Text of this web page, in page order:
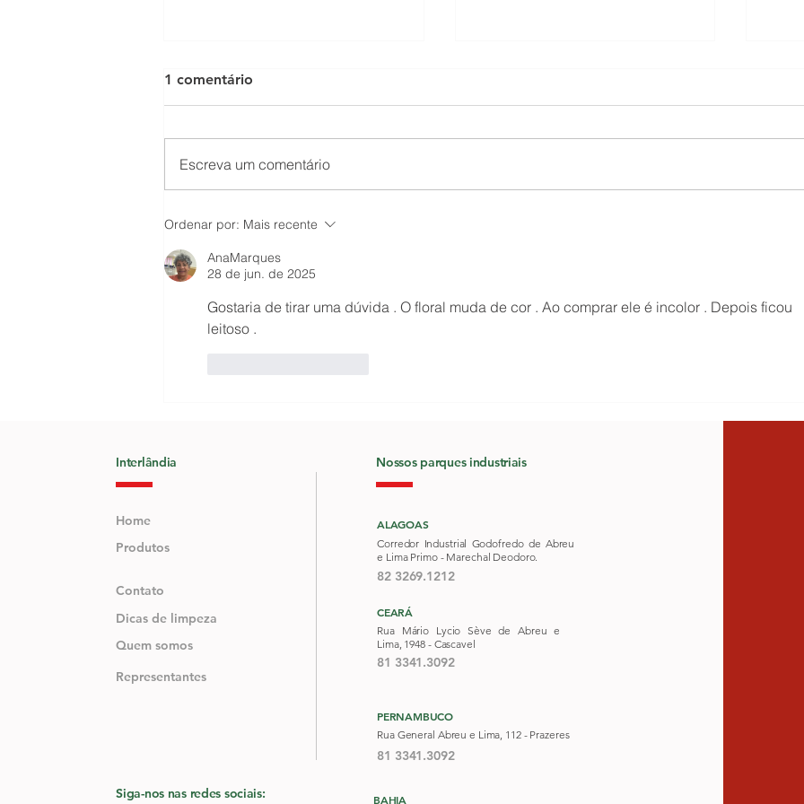
Volta à rotina: como
das férias
1 comentário
Escreva um comentário
Ordenar por: Mais recente
AnaMarques
28 de jun. de 2025
Gostaria de tirar uma dúvida . O floral muda de cor . Ao comprar ele é incolor . Depois ficou
leitoso .
Interlândia Nossos parques industriais
Home
Produtos
Contato
ALAGOAS
Corredor Industrial Godofredo de Abreu
e Lima Primo - Marechal Deodoro.
82 3269.1212
Dicas de limpeza
Quem somos
Representantes
CEARÁ
Rua Mário Lycio Sève de Abreu e
Lima, 1948 - Cascavel
81 3341.3092
PERNAMBUCO
Rua General Abreu e Lima, 112 - Prazeres
81 3341.3092
Siga-nos nas redes sociais: BAHIA